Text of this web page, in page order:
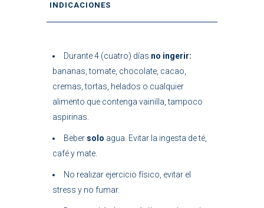
INDICACIONES
Durante 4 (cuatro) días no ingerir:
bananas, tomate, chocolate, cacao,
cremas, tortas, helados o cualquier
alimento que contenga vainilla, tampoco
aspirinas.
Beber solo agua. Evitar la ingesta de té,
café y mate.
No realizar ejercicio físico, evitar el
stress y no fumar.